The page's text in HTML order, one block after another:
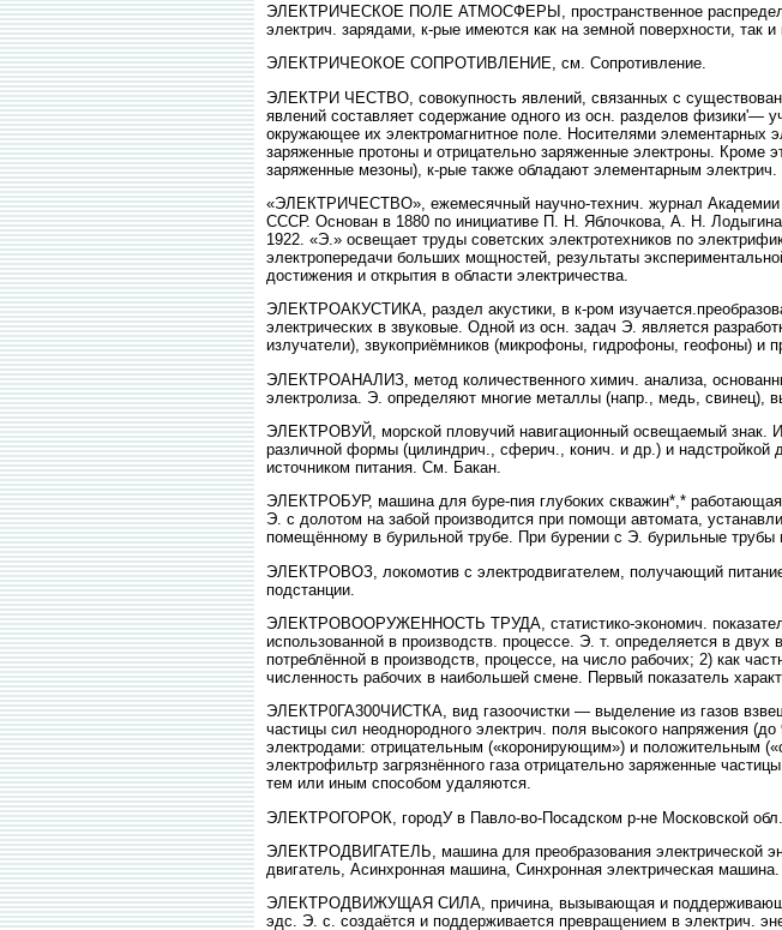
ЭЛЕКТРИЧЕСКОЕ ПОЛЕ АТМОСФЕРЫ, пространственное
электрич. зарядами, к-рые имеются как на земной поверхности, так и
ЭЛЕКТРИЧЕОКОЕ СОПРОТИВЛЕНИЕ, см. Сопротивление.
ЭЛЕКТРИ ЧЕСТВО, совокупность явлений, связанных с
явлений составляет содержание одного из осн. разделов физики'—
окружающее их электромагнитное поле. Носителями элементарных
заряженные протоны и отрицательно заряженные электроны. Кроме
заряженные мезоны), к-рые также обладают элементарным
«ЭЛЕКТРИЧЕСТВО», ежемесячный научно-технич. журнал Академии
СССР. Основан в 1880 по инициативе П. Н. Яблочкова, А. Н.
1922. «Э.» освещает труды советских электротехников по
электропередачи больших мощностей, результаты
достижения и открытия в области электричества.
ЭЛЕКТРОАКУСТИКА, раздел акустики, в к-ром
электрических в звуковые. Одной из осн. задач Э. является
излучатели), звукоприёмников (микрофоны, гидрофоны, геофоны) и
ЭЛЕКТРОАНАЛИЗ, метод количественного химич. анализа,
электролиза. Э. определяют многие металлы (напр., медь, свинец),
ЭЛЕКТРОВУЙ, морской пловучий навигационный освещаемый знак.
различной формы (цилиндрич., сферич., конич. и др.) и надстройкой
источником питания. См. Бакан.
ЭЛЕКТРОБУР, машина для буре-пия глубоких скважин*,* работающая
Э. с долотом на забой производится при помощи автомата,
помещённому в бурильной трубе. При бурении с Э. бурильные трубы
ЭЛЕКТРОВОЗ, локомотив с электродвигателем, получающий питание
подстанции.
ЭЛЕКТРОВООРУЖЕННОСТЬ ТРУДА, статистико-экономич.
использованной в производств. процессе. Э. т. определяется в двух
потреблённой в производств, процессе, на число рабочих; 2) как
численность рабочих в наибольшей смене. Первый показатель
ЭЛЕКТР0ГА300ЧИСТКА, вид газоочистки — выделение из газов
частицы сил неоднородного электрич. поля высокого напряжения
электродами: отрицательным («коронирующим») и положительным
электрофильтр загрязнённого газа отрицательно заряженные
тем или иным способом удаляются.
ЭЛЕКТРОГОРОК, городУ в Павло-во-Посадском р-не Московской
ЭЛЕКТРОДВИГАТЕЛЬ, машина для преобразования электрической
двигатель, Асинхронная машина, Синхронная электрическая машина.
ЭЛЕКТРОДВИЖУЩАЯ СИЛА, причина, вызывающая и
эдс. Э. с. создаётся и поддерживается превращением в электрич.